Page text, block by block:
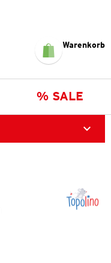
Warenkorb
% SALE